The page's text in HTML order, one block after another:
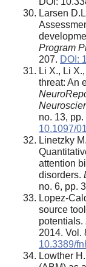
Larsen
Program
207. DOI:
Li X., Li
threat: An
no. 13,
10.1097/
Linetzky
attention
disorders.
no. 6, pp.
Lopez-
source
potentials.
2014. Vol.
10.3389/
Lowther